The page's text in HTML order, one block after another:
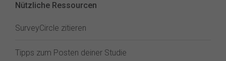
Nützliche Ressourcen
SurveyCircle zitieren
Tipps zum Posten deiner Studie